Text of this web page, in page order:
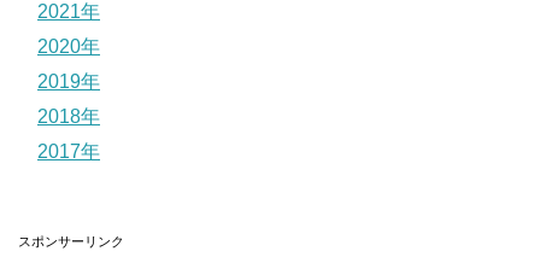
2021年
2020年
2019年
2018年
2017年
スポンサーリンク